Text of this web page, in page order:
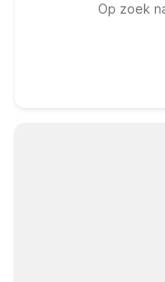
Op zoek